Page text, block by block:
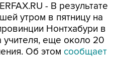
- В результате
утром в пятницу на
Нонтхабури в
учителя, еще около 20
Об этом сообщает